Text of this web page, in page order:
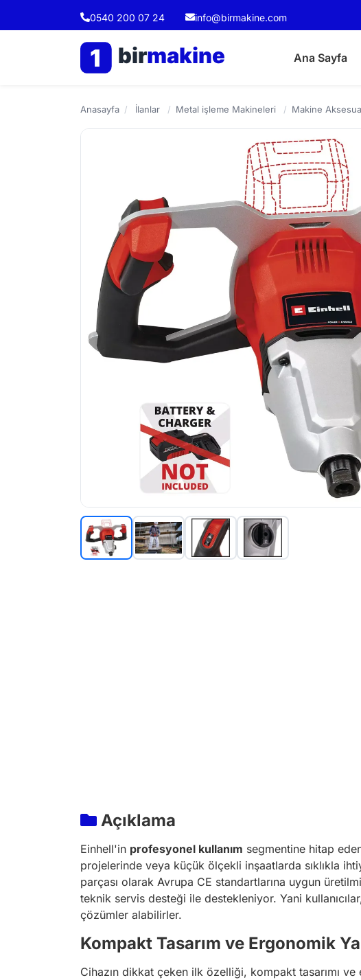
0540 200 07 24 info@birmakine.com
1 birmakine Ana Sayfa
Anasayfa / İlanlar / Metal işleme Makineleri / Makine
Açıklama
Einhell'in profesyonel kullanım segmentine hitap
projelerinde veya küçük ölçekli inşaatlarda sıklıkla
parçası olarak Avrupa CE standartlarına uygun
teknik servis desteği ile destekleniyor. Yani
çözümler alabilirler.
Kompakt Tasarım ve Ergonomik
Cihazın dikkat çeken ilk özelliği, kompakt tasarımı